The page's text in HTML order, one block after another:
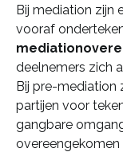
Bij mediation zijn
vooraf
deelnemers zich
Bij pre-mediation
partijen voor
gangbare